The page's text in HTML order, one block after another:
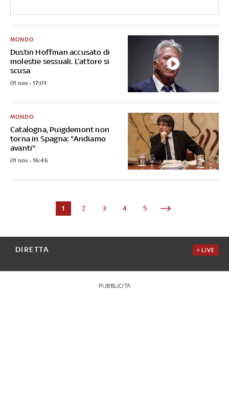
Dustin Hoffman accusato di
molestie sessuali. L’attore si
scusa
MONDO
01 nov - 17:01
Catalogna, Puigdemont non
torna in Spagna: "Andiamo
avanti"
MONDO
01 nov - 16:46
1 2 3 4 5
DIRETTA LIVE
PUBBLICITÀ